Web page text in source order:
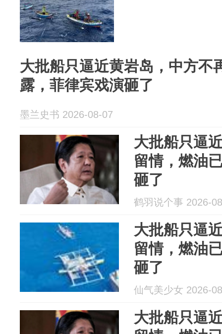
大批船只逼近黄岩岛，中方不
露，菲律宾戏演砸了
墨兰史书 2026-08-07
大批船只逼
留情，燃油
砸了
鹤羽说个事 2026-
大批船只逼
留情，燃油
砸了
仙气美少女 2026-
大批船只逼